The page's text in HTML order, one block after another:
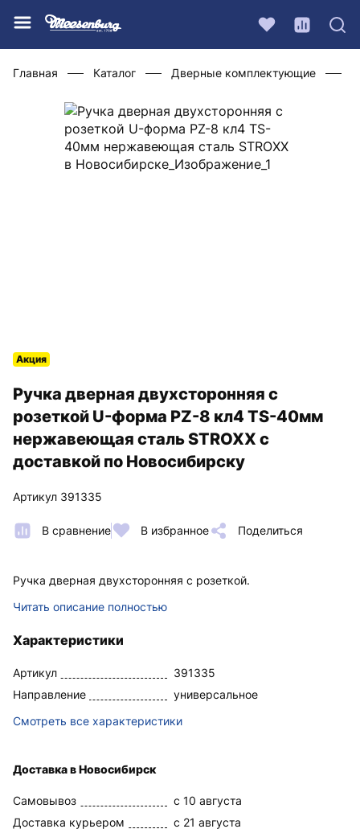
Главная Каталог Дверные комплектующие
Ручка дверная двухсторонняя с
розеткой U-форма PZ-8 кл4 TS-40мм
нержавеющая сталь STROXX с
доставкой по Новосибирску
Артикул 391335
В сравнение В избранное Поделиться
Акция
Ручка дверная двухсторонняя с розеткой.
Читать описание полностью
Характеристики
Артикул
391335
Направление
универсальное
Смотреть все характеристики
Доставка в Новосибирск
Самовывоз
c 10 августа
Доставка курьером
c 21 августа